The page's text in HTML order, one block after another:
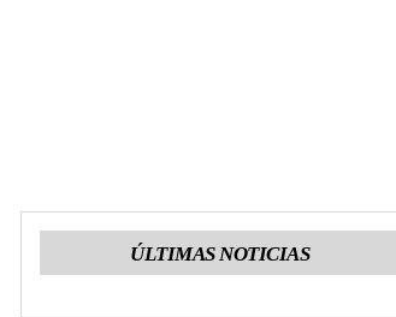
ÚLTIMAS NOTICIAS